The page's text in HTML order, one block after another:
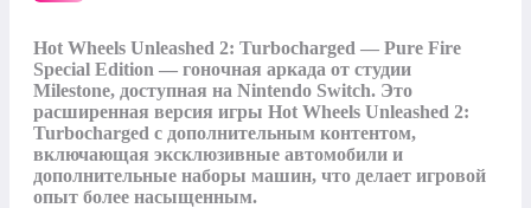
Hot Wheels Unleashed 2: Turbocharged — Pure Fire
Special Edition — гоночная аркада от студии
Milestone, доступная на Nintendo Switch. Это
расширенная версия игры Hot Wheels Unleashed 2:
Turbocharged с дополнительным контентом,
включающая эксклюзивные автомобили и
дополнительные наборы машин, что делает игровой
опыт более насыщенным.